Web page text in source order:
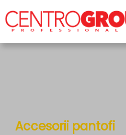
Accesorii pantofi